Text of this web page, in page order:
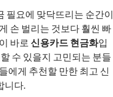
필요에 맞닥뜨리는 순간이
손 벌리는 것보다 훨씬 빠
바로 신용카드 현금화입
수 있을지 고민되는 분들
에게 추천할 만한 최고 신
니다.